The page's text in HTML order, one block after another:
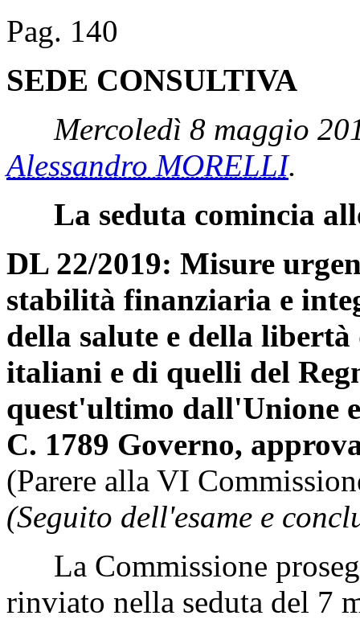
Pag. 140
SEDE CONSULTIVA
Mercoledì 8 maggio
Alessandro MORELLI.
La seduta comincia
DL 22/2019: Misure
stabilità finanziaria e
della salute e della
italiani e di quelli del
quest'ultimo dall'Unione
C. 1789 Governo,
(Parere alla VI
(Seguito dell'esame e
La Commissione
rinviato nella seduta del 7